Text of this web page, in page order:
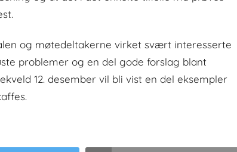
og møtedeltakerne virket svært interesserte
problemer og en del gode forslag blant
12. desember vil bli vist en del eksempler